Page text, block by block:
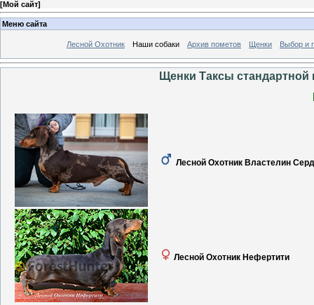
[Мой сайт]
Меню сайта
Лесной Охотник Наши собаки Архив пометов Щенки Выбор и
Щенки Таксы стандартной
Лесной Охотник Властелин
Лесной Охотник Нефертити